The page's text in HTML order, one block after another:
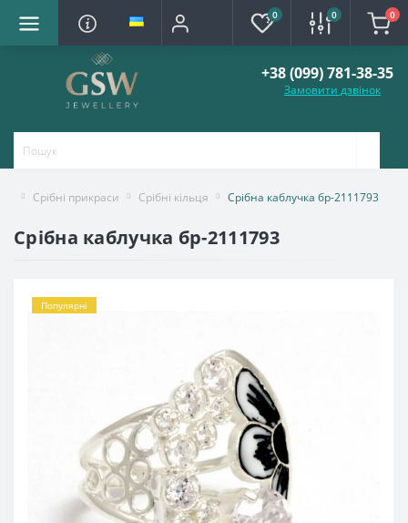
0 0 0
+38 (099) 781-38-35
Замовити дзвінок
Срібні прикраси Срібні кільця Срібна каблучка бр-2111793
Срібна каблучка бр-2111793
Популярні